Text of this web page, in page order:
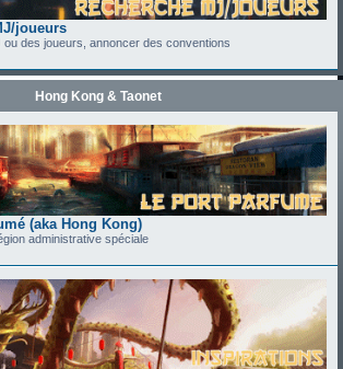
joueurs
des joueurs, annoncer des conventions
Hong Kong & Taonet
(aka Hong Kong)
administrative spéciale